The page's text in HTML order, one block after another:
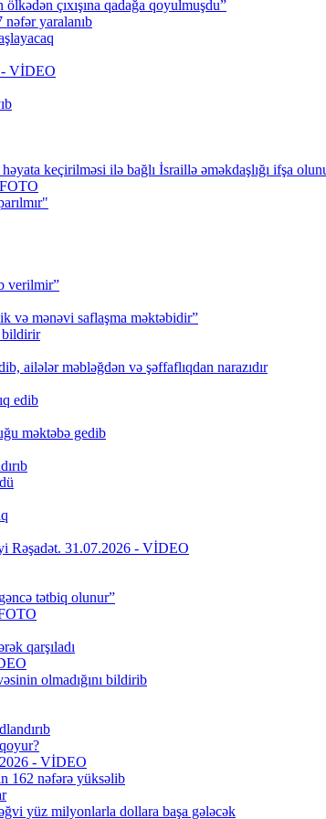
çıxışına qadağa qoyulmuşdu”
yaralanıb
- VİDEO
keçirilməsi ilə bağlı İsraillə əməkdaşlığı ifşa
verilmir”
və mənəvi saflaşma məktəbidir”
bildirir
ailələr məbləğdən və şəffaflıqdan narazıdır
edib
məktəbə gedib
Rəşadət. 31.07.2026 - VİDEO
tətbiq olunur”
qarşıladı
olmadığını bildirib
- VİDEO
162 nəfərə yüksəlib
yüz milyonlarla dollara başa gələcək